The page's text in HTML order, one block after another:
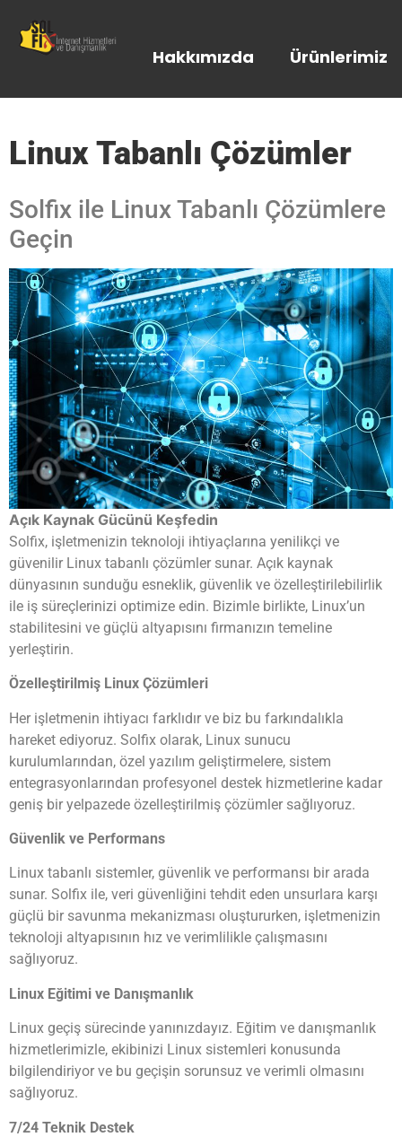
Hakkımızda Ürünlerimiz
Linux Tabanlı Çözümler
Solfix ile Linux Tabanlı Çözümlere
Geçin
Açık Kaynak Gücünü Keşfedin
Solfix, işletmenizin teknoloji ihtiyaçlarına yenilikçi ve
güvenilir Linux tabanlı çözümler sunar. Açık kaynak
dünyasının sunduğu esneklik, güvenlik ve özelleştirilebilirlik
ile iş süreçlerinizi optimize edin. Bizimle birlikte, Linux’un
stabilitesini ve güçlü altyapısını firmanızın temeline
yerleştirin.
Özelleştirilmiş Linux Çözümleri
Her işletmenin ihtiyacı farklıdır ve biz bu farkındalıkla
hareket ediyoruz. Solfix olarak, Linux sunucu
kurulumlarından, özel yazılım geliştirmelere, sistem
entegrasyonlarından profesyonel destek hizmetlerine kadar
geniş bir yelpazede özelleştirilmiş çözümler sağlıyoruz.
Güvenlik ve Performans
Linux tabanlı sistemler, güvenlik ve performansı bir arada
sunar. Solfix ile, veri güvenliğini tehdit eden unsurlara karşı
güçlü bir savunma mekanizması oluştururken, işletmenizin
teknoloji altyapısının hız ve verimlilikle çalışmasını
sağlıyoruz.
Linux Eğitimi ve Danışmanlık
Linux geçiş sürecinde yanınızdayız. Eğitim ve danışmanlık
hizmetlerimizle, ekibinizi Linux sistemleri konusunda
bilgilendiriyor ve bu geçişin sorunsuz ve verimli olmasını
sağlıyoruz.
7/24 Teknik Destek